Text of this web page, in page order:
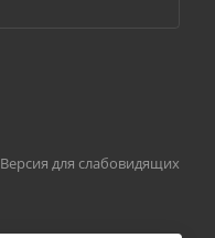
Версия для слабовидящих